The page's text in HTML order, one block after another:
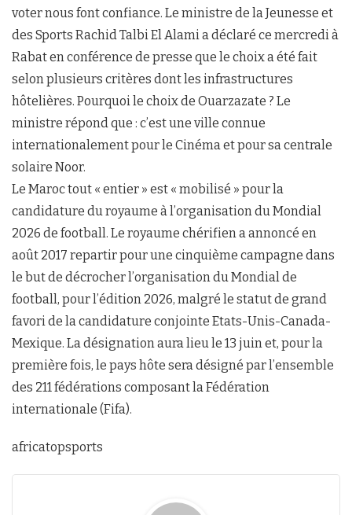
voter nous font confiance. Le ministre de la Jeunesse et
des Sports Rachid Talbi El Alami a déclaré ce mercredi à
Rabat en conférence de presse que le choix a été fait
selon plusieurs critères dont les infrastructures
hôtelières. Pourquoi le choix de Ouarzazate ? Le
ministre répond que : c’est une ville connue
internationalement pour le Cinéma et pour sa centrale
solaire Noor.
Le Maroc tout « entier » est « mobilisé » pour la
candidature du royaume à l’organisation du Mondial
2026 de football. Le royaume chérifien a annoncé en
août 2017 repartir pour une cinquième campagne dans
le but de décrocher l’organisation du Mondial de
football, pour l’édition 2026, malgré le statut de grand
favori de la candidature conjointe Etats-Unis-Canada-
Mexique. La désignation aura lieu le 13 juin et, pour la
première fois, le pays hôte sera désigné par l’ensemble
des 211 fédérations composant la Fédération
internationale (Fifa).
africatopsports